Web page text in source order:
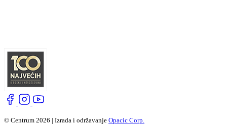
© Centrum 2026 | Izrada i održavanje Opacic Corp.